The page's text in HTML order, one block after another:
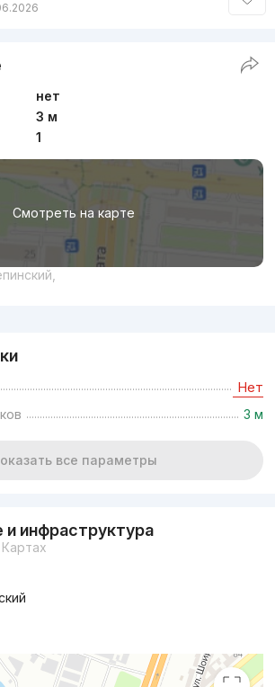
нет
3 м
1
Смотреть на карте
Нет
3 м
все параметры
инфраструктура